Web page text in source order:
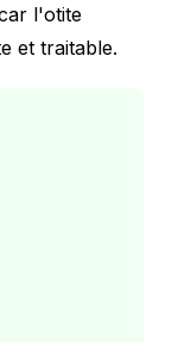
l'otite
et traitable.